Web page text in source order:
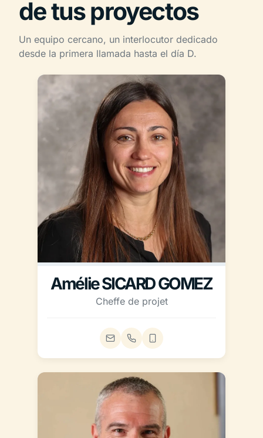
de tus proyectos
Un equipo cercano, un interlocutor dedicado
desde la primera llamada hasta el día D.
Amélie SICARD GOMEZ
Cheffe de projet
EmailTéléphone fixe
Téléphone mobile